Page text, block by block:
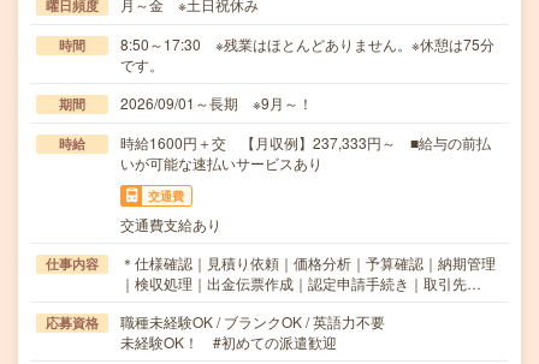
曜日頻度 月～金 ※土日祝休み
時間
8:50～17:30 ※残業はほとんどありません。※休憩は75分
です。
期間 2026/09/01～長期 ※9月～！
時給
時給1600円＋交 【月収例】237,333円～ ■給与の前払
いが可能な速払いサービスあり
交通費
交通費支給あり
仕事内容
＊仕様確認｜見積り依頼｜価格分析｜予算確認｜納期管理
｜検収処理｜出金伝票作成｜認定申請手続き｜取引先…
応募資格
職種未経験OK / ブランクOK / 英語力不要
未経験OK！ #初めての派遣歓迎